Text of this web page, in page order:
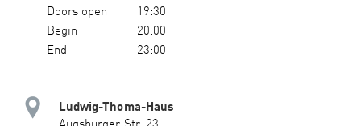
Doors open
19:30
Begin
20:00
End
23:00
Ludwig-Thoma-Haus